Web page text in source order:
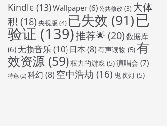
Kindle (13)Wallpaper (6)公共修改 (3) 大体
积 (18) 央视版 (4) 已失效 (91)已
验证 (139)推荐🌟 (20) 数据库
(6) 无损音乐(10) 日本 (8) 有声读物 (5)有
效资源 (59)权力的游戏 (5)演唱会 (7)
特色 (2) 科幻 (8) 空中浩劫 (16) 鬼吹灯 (5)